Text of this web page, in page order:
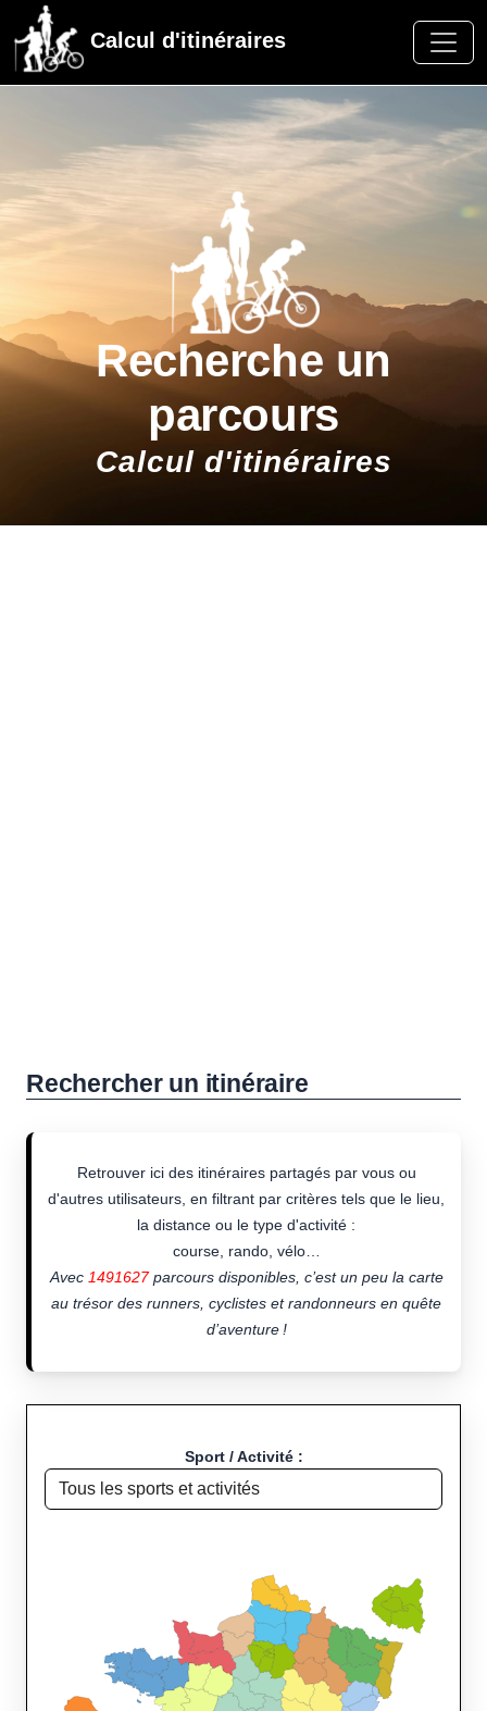
Calcul d'itinéraires
Recherche un
parcours
Calcul d'itinéraires
Rechercher un itinéraire
Retrouver ici des itinéraires partagés par vous ou
d'autres utilisateurs, en filtrant par critères tels que le lieu,
la distance ou le type d'activité :
course, rando, vélo…
Avec 1491627parcours disponibles, c’est un peu la carte
au trésor des runners, cyclistes et randonneurs en quête
d’aventure !
Sport / Activité :